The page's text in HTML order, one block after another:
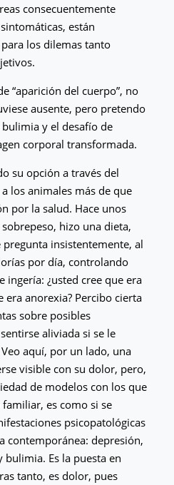
consecuentemente
están
los dilemas tanto
“aparición del cuerpo”, no
ausente, pero pretendo
y el desafío de
corporal transformada.
su opción a través del
los animales más de que
por la salud. Hace unos
hizo una dieta,
insistentemente, al
por día, controlando
ingería: ¿usted cree que era
era anorexia? Percibo cierta
sobre posibles
aliviada si se le
aquí, por un lado, una
visible con su dolor, pero,
de modelos con los que
es como si se
psicopatológicas
contemporánea: depresión,
Es la puesta en
tanto, es dolor, pues